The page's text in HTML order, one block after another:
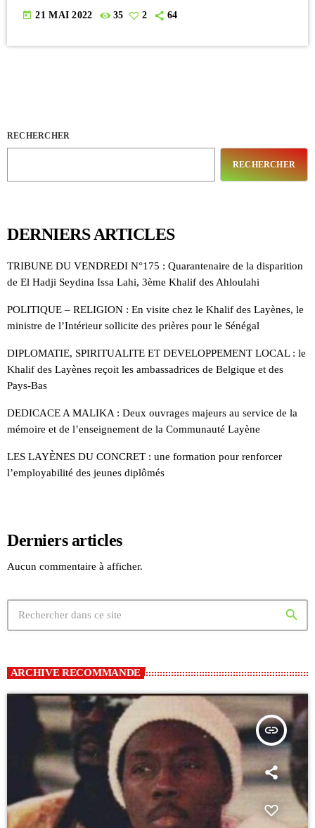
today 21 MAI 2022 35 2 64
RECHERCHER
RECHERCHER
DERNIERS ARTICLES
TRIBUNE DU VENDREDI N°175 : Quarantenaire de la disparition
de El Hadji Seydina Issa Lahi, 3ème Khalif des Ahloulahi
POLITIQUE – RELIGION : En visite chez le Khalif des Layènes, le
ministre de l’Intérieur sollicite des prières pour le Sénégal
DIPLOMATIE, SPIRITUALITE ET DEVELOPPEMENT LOCAL : le
Khalif des Layènes reçoit les ambassadrices de Belgique et des
Pays-Bas
DEDICACE A MALIKA : Deux ouvrages majeurs au service de la
mémoire et de l’enseignement de la Communauté Layène
LES LAYÈNES DU CONCRET : une formation pour renforcer
l’employabilité des jeunes diplômés
Derniers articles
Aucun commentaire à afficher.
search
ARCHIVE RECOMMANDE
insert_link